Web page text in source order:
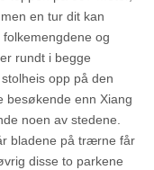
en tur dit kan
og
rundt i begge
opp på den
besøkende enn Xiang
noen av stedene.
bladene på trærne får
disse to parkene